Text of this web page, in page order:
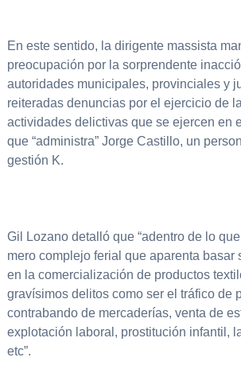
En este sentido, la dirigente massista
preocupación por la sorprendente
autoridades municipales, provinciales y
reiteradas denuncias por el ejercicio de
actividades delictivas que se ejercen en
que “administra” Jorge Castillo, un
gestión K.
Gil Lozano detalló que “adentro de lo
mero complejo ferial que aparenta basar
en la comercialización de productos
gravísimos delitos como ser el tráfico de
contrabando de mercaderías, venta de
explotación laboral, prostitución infantil,
etc”.